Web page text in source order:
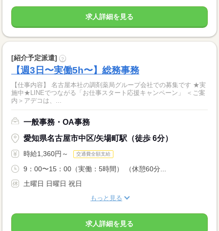
求人詳細を見る
[紹介予定派遣] ?
【週3日〜実働5h〜】総務事務
【仕事内容】 名古屋本社の調剤薬局グループ会社での募集です ★実
施中★LINEでつながる「お仕事スタート応援キャンペーン」 ＜ご案
内＞アデコは、...
一般事務・OA事務
愛知県名古屋市中区/矢場町駅（徒歩 6分）
時給1,360円～ 交通費全額支給
9：00〜15：00（実働：5時間） （休憩60分...
土曜日 日曜日 祝日
もっと見る
求人詳細を見る